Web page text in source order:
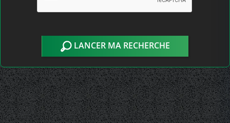
LANCER MA RECHERCHE